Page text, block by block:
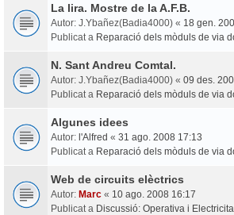
La lira. Mostre de la A.F.B.
Autor: J.Ybañez(Badia4000) « 18 gen.
Publicat a Reparació dels mòduls de via
N. Sant Andreu Comtal.
Autor: J.Ybañez(Badia4000) « 09 des.
Publicat a Reparació dels mòduls de via
Algunes idees
Autor: l'Alfred « 31 ago. 2008 17:13
Publicat a Reparació dels mòduls de via
Web de circuits elèctrics
Autor: Marc « 10 ago. 2008 16:17
Publicat a Discussió: Operativa i